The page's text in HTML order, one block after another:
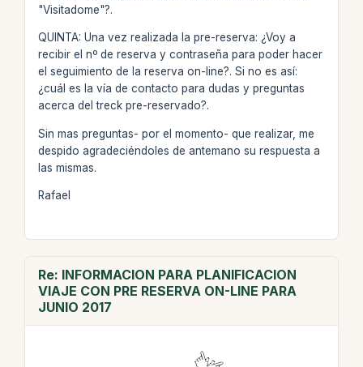
"Visitadome"?.
QUINTA: Una vez realizada la pre-reserva: ¿Voy a
recibir el nº de reserva y contraseña para poder hacer
el seguimiento de la reserva on-line?. Si no es así:
¿cuál es la vía de contacto para dudas y preguntas
acerca del treck pre-reservado?.
Sin mas preguntas- por el momento- que realizar, me
despido agradeciéndoles de antemano su respuesta a
las mismas.
Rafael
Re: INFORMACION PARA PLANIFICACION
VIAJE CON PRE RESERVA ON-LINE PARA
JUNIO 2017